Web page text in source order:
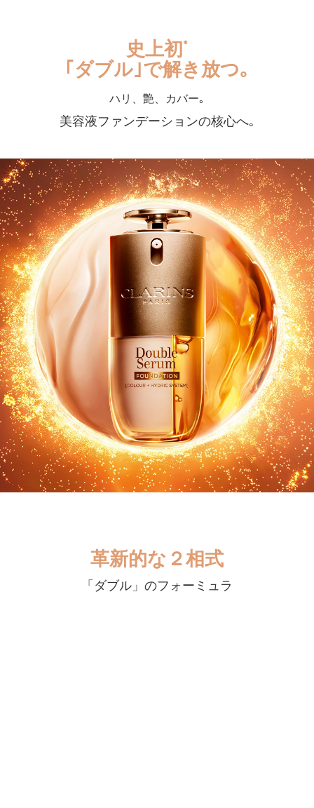
史上初*
｢ダブル｣で解き放つ｡
ハリ、艶、カバー｡
美容液ファンデーションの核心へ｡
2/3
セラム
ファンデーション1/3
セラム
革新的な２相式
「ダブル」のフォーミュラ